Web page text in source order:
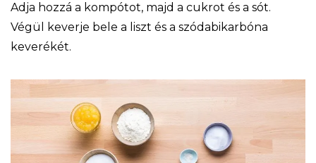
Adja hozzá a kompótot, majd a cukrot és a sót.
Végül keverje bele a liszt és a szódabikarbóna
keverékét.